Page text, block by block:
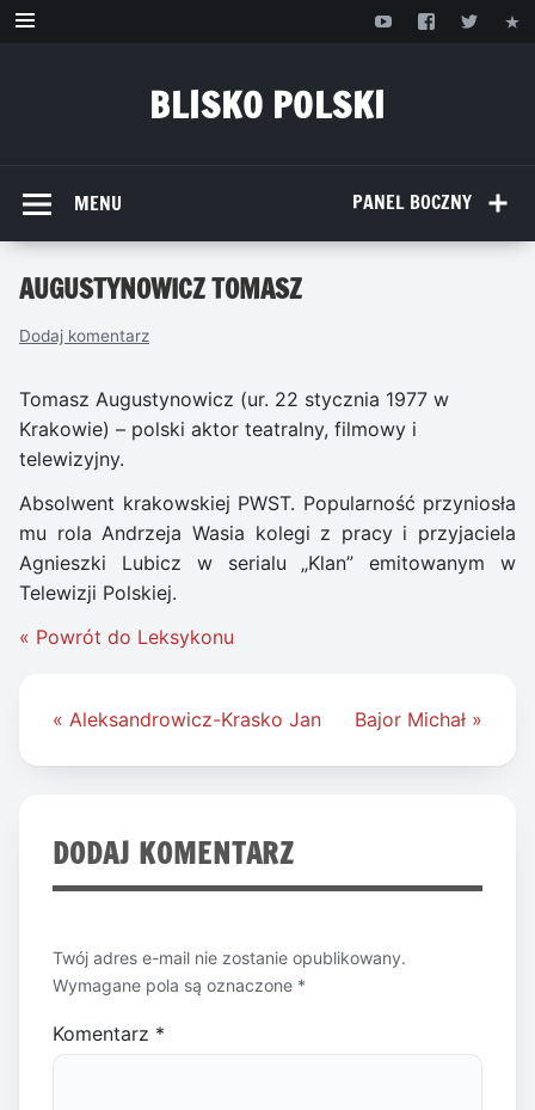
Przejdź
BLISKO POLSKI
PANEL BOCZNY
MENU
AUGUSTYNOWICZ TOMASZ
Dodaj komentarz
Tomasz Augustynowicz (ur. 22 stycznia 1977 w
Krakowie) – polski aktor teatralny, filmowy i
telewizyjny.
Absolwent krakowskiej PWST. Popularność przyniosła
mu rola Andrzeja Wasia kolegi z pracy i przyjaciela
Agnieszki Lubicz w serialu „Klan”
emitowanym w
Telewizji Polskiej.
« Powrót do Leksykonu
Nawigacja
« Aleksandrowicz-Krasko Jan Bajor Michał »
DODAJ KOMENTARZ
Twój adres e-mail nie zostanie opublikowany.
Wymagane pola są oznaczone *
Komentarz *